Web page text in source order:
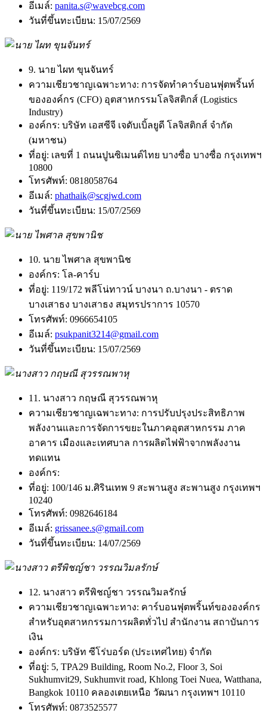
อีเมล์: panita.s@wavebcg.com
วันที่ขึ้นทะเบียน: 15/07/2569
9. นาย ไผท ขุนจันทร์
ความเชียวชาญเฉพาะทาง: การจัดทำคาร์บอนฟุตพริ้นท์
ขององค์กร (CFO) อุตสาหกรรมโลจิสติกส์ (Logistics
Industry)
องค์กร: บริษัท เอสซีจี เจดับเบิ้ลยูดี โลจิสติกส์ จำกัด
(มหาชน)
ที่อยู่: เลขที่ 1 ถนนปูนซิเมนต์ไทย บางซื่อ บางซื่อ กรุงเทพฯ
10800
โทรศัพท์: 0818058764
อีเมล์: phathaik@scgjwd.com
วันที่ขึ้นทะเบียน: 15/07/2569
10. นาย ไพศาล สุขพานิช
องค์กร: โล-คาร์บ
ที่อยู่: 119/172 พลีโน่ทาวน์ บางนา ถ.บางนา - ตราด
บางเสาธง บางเสาธง สมุทรปราการ 10570
โทรศัพท์: 0966654105
อีเมล์: psukpanit3214@gmail.com
วันที่ขึ้นทะเบียน: 15/07/2569
11. นางสาว กฤษณี สุวรรณพาหุ
ความเชียวชาญเฉพาะทาง: การปรับปรุงประสิทธิภาพ
พลังงานและการจัดการขยะในภาคอุตสาหกรรม ภาค
อาคาร เมืองและเทศบาล การผลิตไฟฟ้าจากพลังงาน
ทดแทน
องค์กร:
ที่อยู่: 100/146 ม.ศิรินเทพ 9 สะพานสูง สะพานสูง กรุงเทพฯ
10240
โทรศัพท์: 0982646184
อีเมล์: grissanee.s@gmail.com
วันที่ขึ้นทะเบียน: 14/07/2569
12. นางสาว ตรีพิชญ์ชา วรรณวิมลรักษ์
ความเชียวชาญเฉพาะทาง: คาร์บอนฟุตพริ้นท์ขององค์กร
สำหรับอุตสาหกรรมการผลิตทั่วไป สำนักงาน สถาบันการ
เงิน
องค์กร: บริษัท ซีโร่บอร์ด (ประเทศไทย) จำกัด
ที่อยู่: 5, TPA29 Building, Room No.2, Floor 3, Soi
Sukhumvit29, Sukhumvit road, Khlong Toei Nuea, Watthana,
Bangkok 10110 คลองเตยเหนือ วัฒนา กรุงเทพฯ 10110
โทรศัพท์: 0873525577